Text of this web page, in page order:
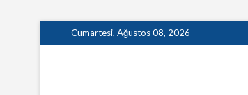
to
Cumartesi, Ağustos 08, 2026